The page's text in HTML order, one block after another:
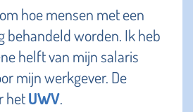
hoe mensen met een
behandeld worden. Ik heb
helft van mijn salaris
mijn werkgever. De
hetUWV.